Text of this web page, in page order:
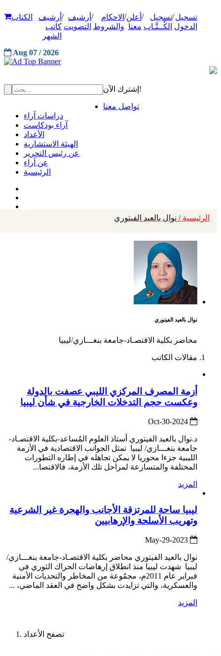
تسجيل
الدخول
/تسجيل
الكُــتَّـاب
/ أعلن
معنا
/ الاحكام
والشروط
/ أرشيف
التصويت
/ أرشيف
كاتب
الشهر
الكتاب
Aug 07 / 2026
إشترك الآن!
تواصل معنا
دراسات آراء
آراء بودكاست
الأعداد
الهيئة الاستشارية
عن رئيس التحرير
عن آراء
الرئيسية
الرئيسية / نوال بالعيد الفيتوري
نوال بالعيد الفيتوري
محاضر بكلية الاقتصـاد-جامعة بنغـــازي/ليبيا
مقالات الكاتب
أزمة المصرف المركزي الليبي عصفت بالدولة
وعكست حجم التدخلات الخارجية في شأن ليبيا
د.نوال بالعيد الفيتوري أستاذ العلوم المُساعد-بكلية الاقتصـاد-
جامعة بنغـــازي/ ليبيا تمثل الجوانب الاقتصادية في الأزمة
الليبية جزءا محوريا لا يمكن تجاهله في إطاره التطورات
المختلفة والمتسارعة لمراحل تلك الأزمة، فالاقتصا...
المزيد
ليبيا ساحة للمرتزقة الأجانب والهجرة غير الشرعية
وتهريب الأسلحة والإرهابيين
نوال بالعيد الفيتوري محاضر بكلية الاقتصـاد-جامعة بنغـــازي/
ليبيا شهدت ليبيا منذ انطلاق إرهاصات الحراك الثوري في
فبراير عام 2011م، مجمُوعة من المخاطر والتحديات الأمنية
والعسكرية، والتي تزايدت بشكل واضح في العقد الماضي، ...
المزيد
تصفح الأعداد